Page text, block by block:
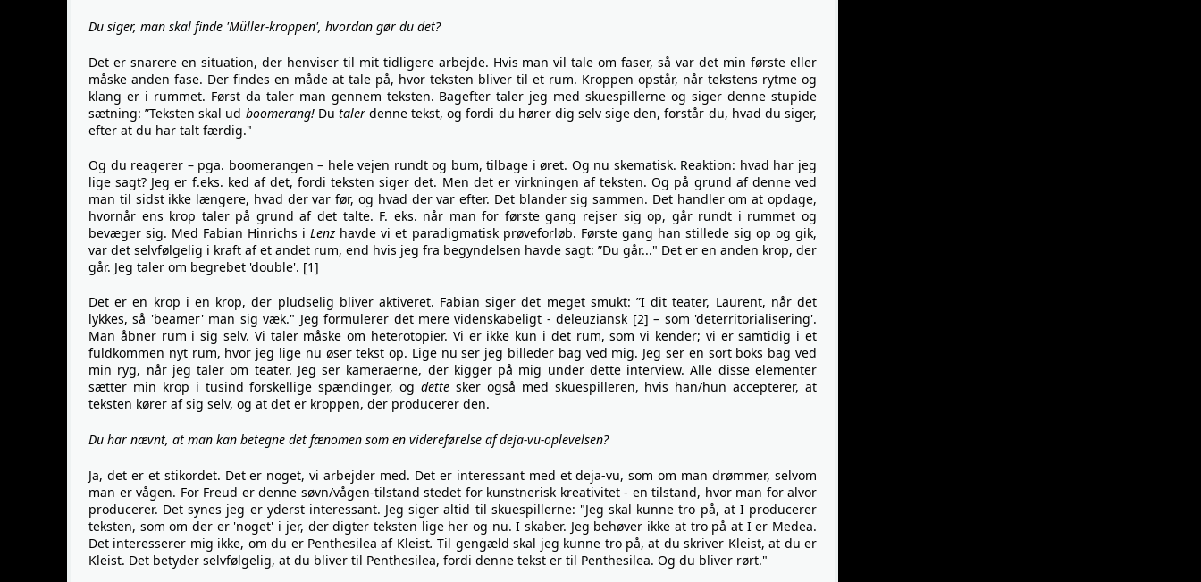
Du siger, man skal finde 'Müller-kroppen', hvordan gør du det?
Det er snarere en situation, der henviser til mit tidligere arbejde. Hvis man vil tale om faser, så var det min første eller
måske anden fase. Der findes en måde at tale på, hvor teksten bliver til et rum. Kroppen opstår, når tekstens rytme og
klang er i rummet. Først da taler man gennem teksten. Bagefter taler jeg med skuespillerne og siger denne stupide
sætning: ”Teksten skal ud boomerang!Du talerdenne tekst, og fordi du hører dig selv sige den, forstår du, hvad du siger,
efter at du har talt færdig."
Og du reagerer – pga. boomerangen – hele vejen rundt og bum, tilbage i øret. Og nu skematisk. Reaktion: hvad har jeg
lige sagt? Jeg er f.eks. ked af det, fordi teksten siger det. Men det er virkningen af teksten. Og på grund af denne ved
man til sidst ikke længere, hvad der var før, og hvad der var efter. Det blander sig sammen. Det handler om at opdage,
hvornår ens krop taler på grund af det talte. F. eks. når man for første gang rejser sig op, går rundt i rummet og
bevæger sig. Med Fabian Hinrichs iLenz havde vi et paradigmatisk prøveforløb. Første gang han stillede sig op og gik,
var det selvfølgelig i kraft af et andet rum, end hvis jeg fra begyndelsen havde sagt: ”Du går..." Det er en anden krop, der
går. Jeg taler om begrebet 'double'. [1]
Det er en krop i en krop, der pludselig bliver aktiveret. Fabian siger det meget smukt: ”I dit teater, Laurent, når det
lykkes, så 'beamer' man sig væk." Jeg formulerer det mere videnskabeligt - deleuziansk [2] – som 'deterritorialisering'.
Man åbner rum i sig selv. Vi taler måske om heterotopier. Vi er ikke kun i det rum, som vi kender; vi er samtidig i et
fuldkommen nyt rum, hvor jeg lige nu øser tekst op. Lige nu ser jeg billeder bag ved mig. Jeg ser en sort boks bag ved
min ryg, når jeg taler om teater. Jeg ser kameraerne, der kigger på mig under dette interview. Alle disse elementer
sætter min krop i tusind forskellige spændinger, og dette sker også med skuespilleren, hvis han/hun accepterer, at
teksten kører af sig selv, og at det er kroppen, der producerer den.
Du har nævnt, at man kan betegne det fænomen som en videreførelse af deja-vu-oplevelsen?
Ja, det er et stikordet. Det er noget, vi arbejder med. Det er interessant med et deja-vu, som om man drømmer, selvom
man er vågen. For Freud er denne søvn/vågen-tilstand stedet for kunstnerisk kreativitet - en tilstand, hvor man for alvor
producerer. Det synes jeg er yderst interessant. Jeg siger altid til skuespillerne: "Jeg skal kunne tro på, at I producerer
teksten, som om der er 'noget' i jer, der digter teksten lige her og nu. I skaber. Jeg behøver ikke at tro på at I er Medea.
Det interesserer mig ikke, om du er Penthesilea af Kleist.Til gengæld skal jeg kunne tro på, at du skriver Kleist, at du er
Kleist. Det betyder selvfølgelig, at du bliver til Penthesilea, fordi denne tekst er til Penthesilea. Og du bliver rørt."